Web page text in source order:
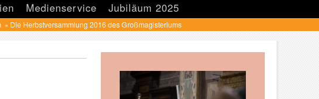
Medienservice Jubiläum 2025
» Die Herbstversammlung 2016 des Großmagisteriums